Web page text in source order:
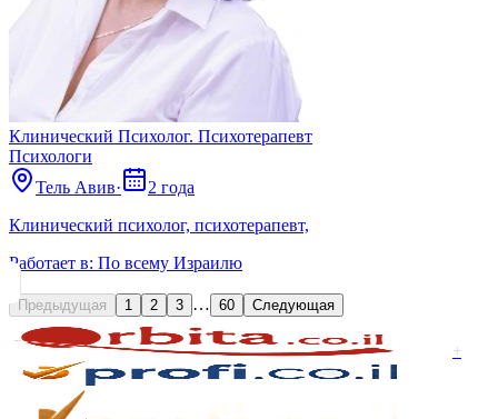
Клинический Психолог. Психотерапевт
Психологи
Тель Авив·
2 года
Клинический психолог, психотерапевт,
Работает в: По всему Израилю
Предыдущая 1 2 3 … 60 Следующая
+